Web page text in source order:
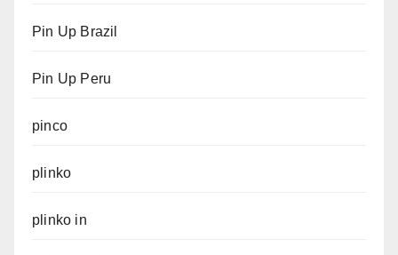
Pin Up Brazil
Pin Up Peru
pinco
plinko
plinko in